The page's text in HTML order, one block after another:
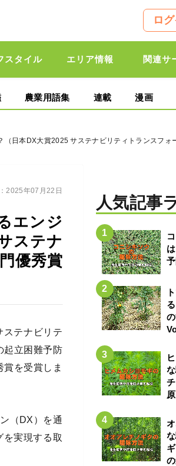
ロ
スタイル エリア情報 関連サ
農業用語集 連載 漫画
（日本DX大賞2025 サステナビリティトランスフ
エンジ
ステナ
優秀賞
2025年07月22日
ステナビリテ
起立困難予防
を受賞しま
（DX）を通
を実現する取
人気記事